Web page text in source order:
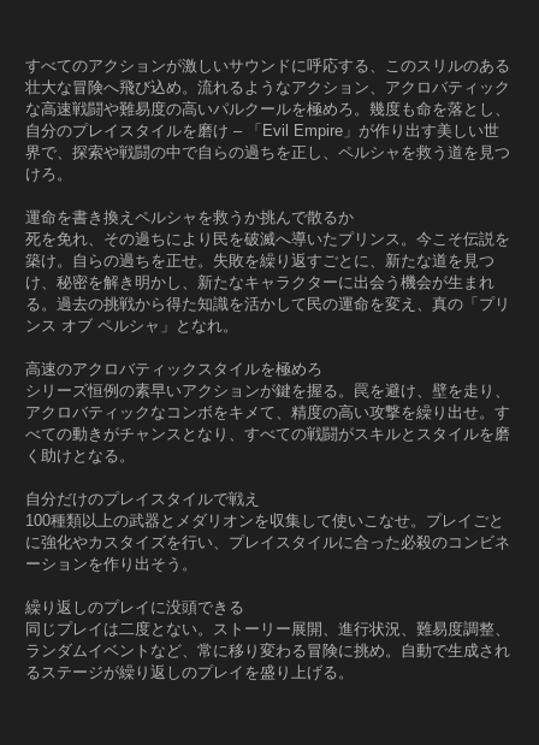
すべてのアクションが激しいサウンドに呼応する、このスリルのある
壮大な冒険へ飛び込め。流れるようなアクション、アクロバティック
な高速戦闘や難易度の高いパルクールを極めろ。幾度も命を落とし、
自分のプレイスタイルを磨け – 「Evil Empire」が作り出す美しい世
界で、探索や戦闘の中で自らの過ちを正し、ペルシャを救う道を見つ
けろ。
運命を書き換えペルシャを救うか挑んで散るか
死を免れ、その過ちにより民を破滅へ導いたプリンス。今こそ伝説を
築け。自らの過ちを正せ。失敗を繰り返すごとに、新たな道を見つ
け、秘密を解き明かし、新たなキャラクターに出会う機会が生まれ
る。過去の挑戦から得た知識を活かして民の運命を変え、真の「プリ
ンス オブ ペルシャ」となれ。
高速のアクロバティックスタイルを極めろ
シリーズ恒例の素早いアクションが鍵を握る。罠を避け、壁を走り、
アクロバティックなコンボをキメて、精度の高い攻撃を繰り出せ。す
べての動きがチャンスとなり、すべての戦闘がスキルとスタイルを磨
く助けとなる。
自分だけのプレイスタイルで戦え
100種類以上の武器とメダリオンを収集して使いこなせ。プレイごと
に強化やカスタイズを行い、プレイスタイルに合った必殺のコンビネ
ーションを作り出そう。
繰り返しのプレイに没頭できる
同じプレイは二度とない。ストーリー展開、進行状況、難易度調整、
ランダムイベントなど、常に移り変わる冒険に挑め。自動で生成され
るステージが繰り返しのプレイを盛り上げる。